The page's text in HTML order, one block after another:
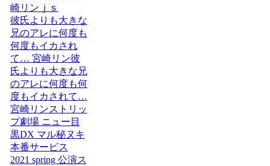
崎リンｊｓ
彼氏よりも大きな
兄のアレに何度も
何度もイカされ
て… 宮崎リン彼
氏よりも大きな兄
のアレに何度も何
度もイカされて…
宮崎リンストリッ
プ劇場 ニュー目
黒DX マル秘ヌキ
本番サービス
2021 spring 公演ス